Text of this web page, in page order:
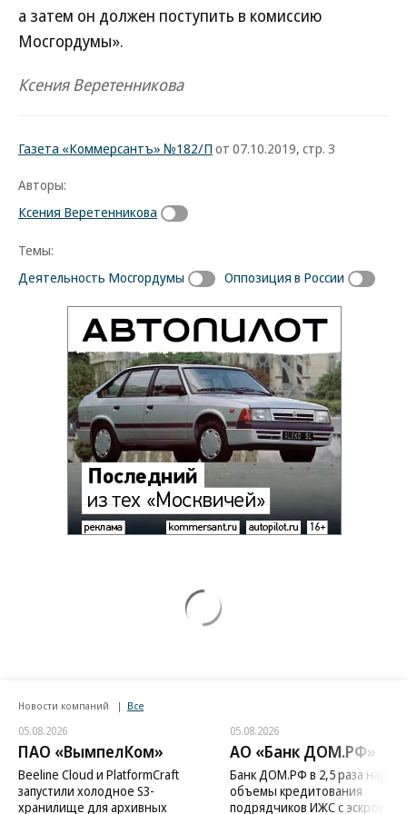
а затем он должен поступить в комиссию
Мосгордумы».
Ксения Веретенникова
Газета «Коммерсантъ» №182/П от 07.10.2019, стр. 3
Авторы:
Ксения Веретенникова
Темы:
Деятельность Мосгордумы
Оппозиция в России
Новости компаний Все
05.08.2026
ПАО «ВымпелКом»
Beeline Cloud и PlatformCraft
запустили холодное S3-
хранилище для архивных
05.08.2026
АО «Банк ДОМ.РФ»
Банк ДОМ.РФ в 2,5 раза
объемы кредитования
подрядчиков ИЖС с эскроу